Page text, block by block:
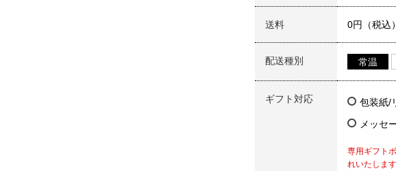
送料 0円（税込）
配送種別 常温
ギフト対応 包装紙/
メッセ
専用ギフト
れいたしま